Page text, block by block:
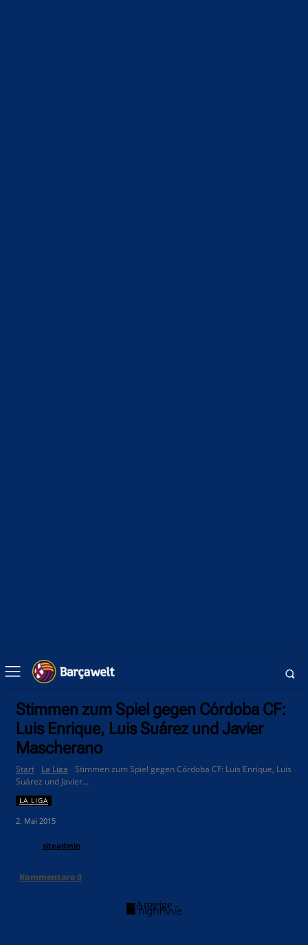
Stimmen zum Spiel gegen Córdoba CF:
Luis Enrique, Luis Suárez und Javier
Mascherano
Start La Liga
Stimmen zum Spiel gegen Córdoba CF: Luis Enrique, Luis
Suárez und Javier...
LA LIGA
2. Mai 2015
siteadmin
Kommentare0
- Anzeige -